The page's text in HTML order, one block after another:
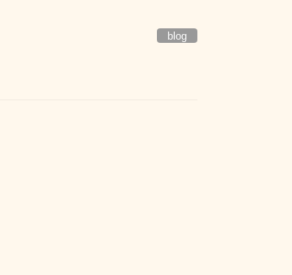
blog